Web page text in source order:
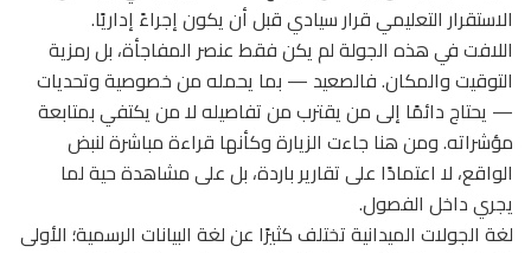
الاستقرار التعليمي قرار سيادي قبل أن يكون إجراءً إداريًا.
اللافت في هذه الجولة لم يكن فقط عنصر المفاجأة، بل رمزية
التوقيت والمكان. فالصعيد — بما يحمله من خصوصية وتحديات
— يحتاج دائمًا إلى من يقترب من تفاصيله لا من يكتفي بمتابعة
مؤشراته. ومن هنا جاءت الزيارة وكأنها قراءة مباشرة لنبض
الواقع، لا اعتمادًا على تقارير باردة، بل على مشاهدة حية لما
يجري داخل الفصول.
لغة الجولات الميدانية تختلف كثيرًا عن لغة البيانات الرسمية؛ الأولى